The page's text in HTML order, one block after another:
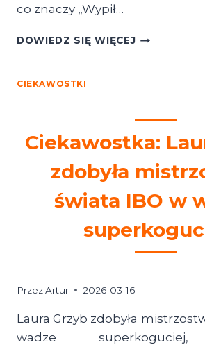
co znaczy „Wypił…
DOWIEDZ SIĘ WIĘCEJ
SIĘ
W
CIEKAWOSTKI
Ciekawostka:
zdobyła
świata IBO w
PrzezArtur 2026-03-16
Laura Grzyb zdobyła
wadze